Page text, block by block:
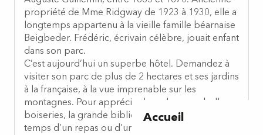
Accueil
propriété de Mme Ridgway de 1923 à 1930, elle a
longtemps appartenu à la vieille famille béarnaise
Beigbeder. Frédéric, écrivain célèbre, jouait enfant
dans son parc.
C’est aujourd’hui un superbe hôtel. Demandez à
visiter son parc de plus de 2 hectares et ses jardins
à la française, à la vue imprenable sur les
montagnes. Pour apprécier les salons aux belles
boiseries, la grande bibliothèque, prenez le
temps d’un repas ou d’une « cup of tea » !